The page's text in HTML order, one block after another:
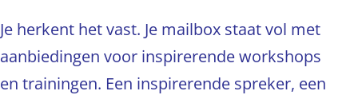
Je herkent het vast. Je mailbox staat vol met
aanbiedingen voor inspirerende workshops
en trainingen. Een inspirerende spreker, een